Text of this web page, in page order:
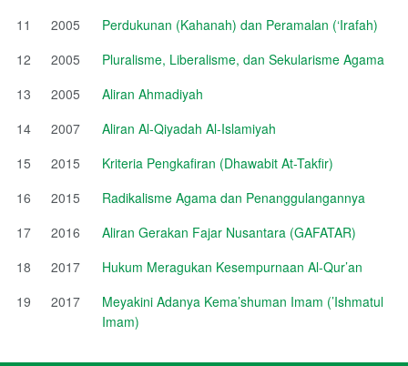
11
2005
Perdukunan (Kahanah) dan Peramalan (‘Irafah)
12
2005
Pluralisme, Liberalisme, dan Sekularisme Agama
13
2005
Aliran Ahmadiyah
14
2007
Aliran Al-Qiyadah Al-Islamiyah
15
2015
Kriteria Pengkafiran (Dhawabit At-Takfir)
16
2015
Radikalisme Agama dan Penanggulangannya
17
2016
Aliran Gerakan Fajar Nusantara (GAFATAR)
18
2017
Hukum Meragukan Kesempurnaan Al-Qur’an
19
2017
Meyakini Adanya Kema’shuman Imam (’Ishmatul
Imam)